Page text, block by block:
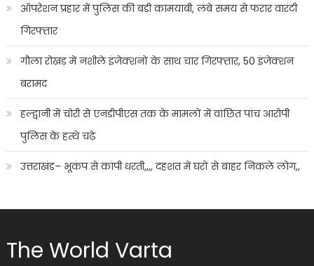
ऑपरेशन प्रहार में पुलिस की बड़ी कामयाबी, लंबे समय से फरार वारंटी
गिरफ्तार
गौला रोखड़ में नशीले इंजेक्शनों के साथ चार गिरफ्तार, 50 इंजेक्शन
बरामद
हल्द्वानी में चोरी से एनडीपीएस तक के मामलों में वांछित पांच आरोपी
पुलिस के हत्थे चढ़े
उत्तराखंड– भूकंप से कांपी धरती,,,, दहशत में घरों से बाहर निकले लोग,,
The World Varta